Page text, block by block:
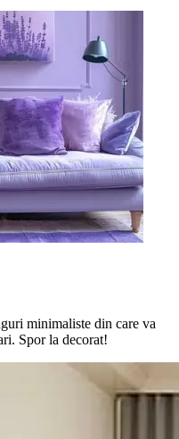
minimaliste din care va
Spor la decorat!